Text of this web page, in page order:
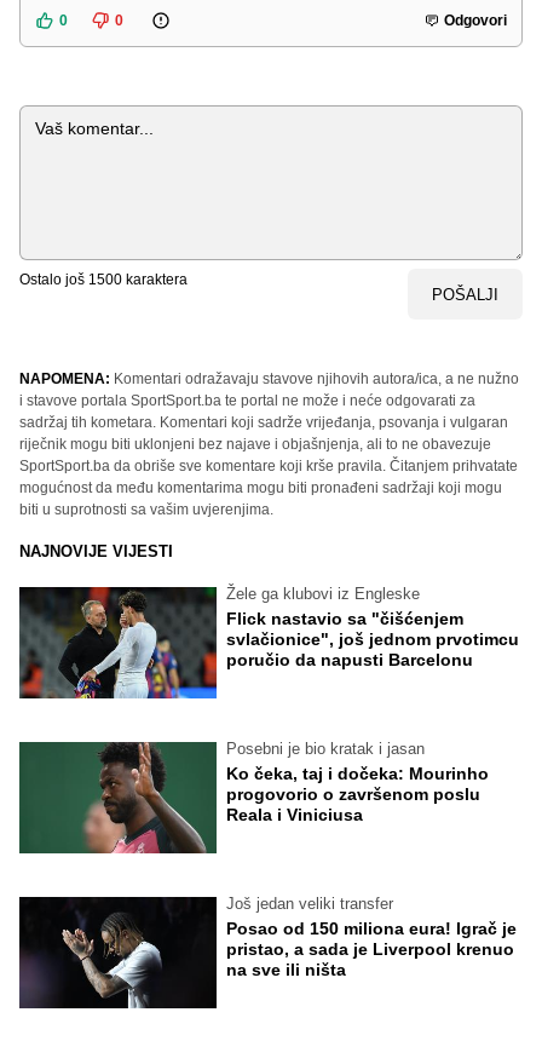
0 0 Odgovori
Komentar
Ostalo još 1500 karaktera
POŠALJI
NAPOMENA: Komentari odražavaju stavove njihovih autora/ica, a ne nužno
i stavove portala SportSport.ba te portal ne može i neće odgovarati za
sadržaj tih kometara. Komentari koji sadrže vrijeđanja, psovanja i vulgaran
riječnik mogu biti uklonjeni bez najave i objašnjenja, ali to ne obavezuje
SportSport.ba da obriše sve komentare koji krše pravila. Čitanjem prihvatate
mogućnost da među komentarima mogu biti pronađeni sadržaji koji mogu
biti u suprotnosti sa vašim uvjerenjima.
NAJNOVIJE VIJESTI
Žele ga klubovi iz Engleske
Flick nastavio sa "čišćenjem
svlačionice", još jednom prvotimcu
poručio da napusti Barcelonu
Posebni je bio kratak i jasan
Ko čeka, taj i dočeka: Mourinho
progovorio o završenom poslu
Reala i Viniciusa
Još jedan veliki transfer
Posao od 150 miliona eura! Igrač je
pristao, a sada je Liverpool krenuo
na sve ili ništa